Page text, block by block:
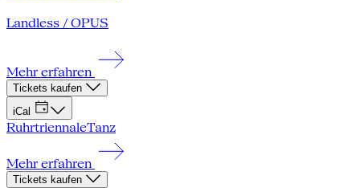
Landless / OPUS
Mehr erfahren
Tickets kaufen
iCal
RuhrtriennaleTanz
Mehr erfahren
Tickets kaufen